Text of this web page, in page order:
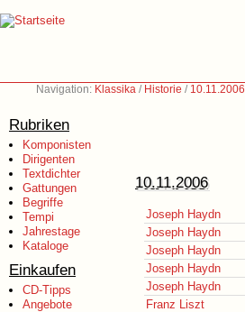
Navigation: Klassika / Historie / 10.11.2006
Rubriken
Komponisten
Dirigenten
Textdichter
Gattungen
Begriffe
Tempi
Jahrestage
Kataloge
Einkaufen
CD-Tipps
Angebote
10.11.2006
Joseph Haydn
Joseph Haydn
Joseph Haydn
Joseph Haydn
Joseph Haydn
Franz Liszt